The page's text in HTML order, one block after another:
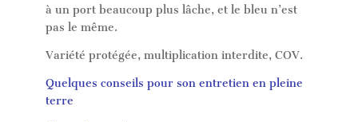
à un port beaucoup plus lâche, et le bleu n’est
pas le même.
Variété protégée, multiplication interdite, COV.
Quelques conseils pour son entretien en pleine
terre